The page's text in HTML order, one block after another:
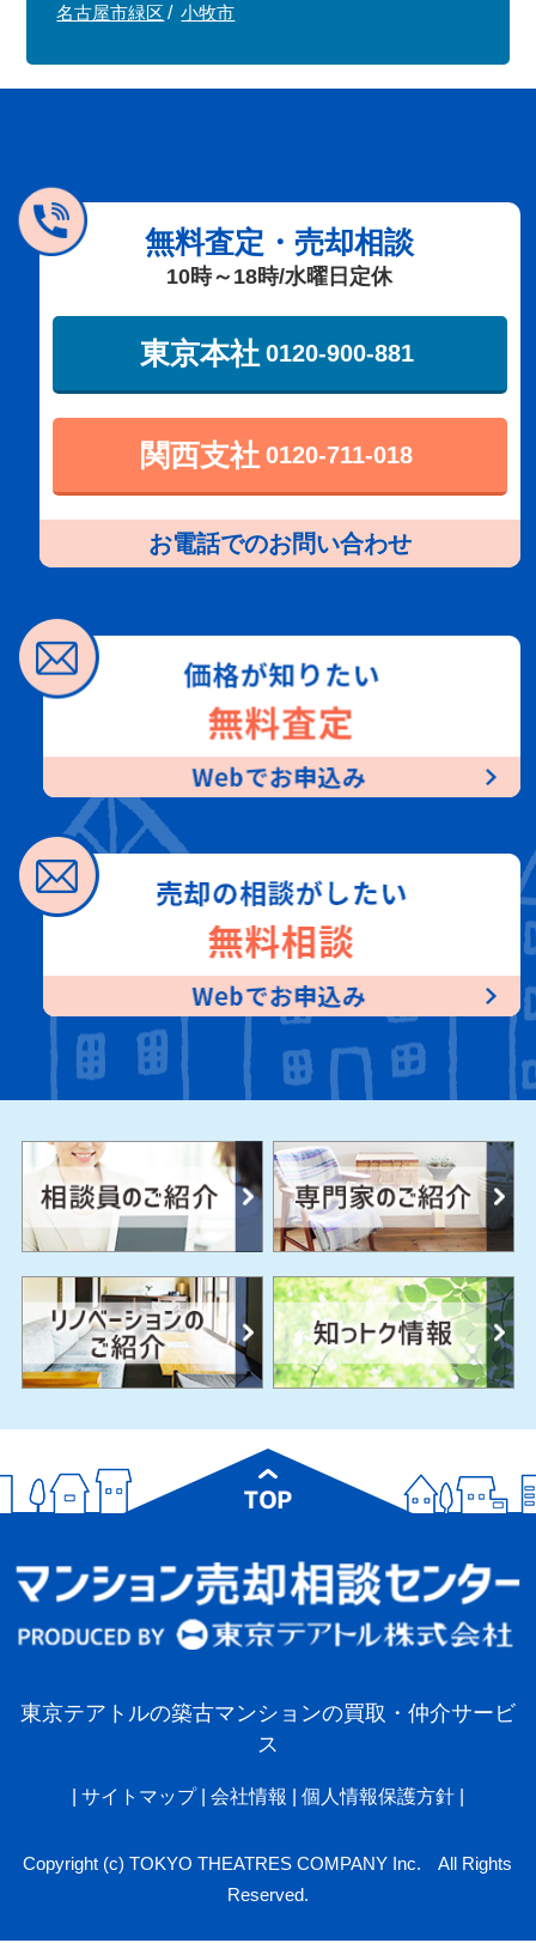
名古屋市緑区
小牧市
無料査定・売却相談
10時～18時/水曜日定休
東京本社 0120-900-881
関西支社 0120-711-018
お電話でのお問い合わせ
東京テアトルの築古マンションの買取・仲介サービ
ス
サイトマップ 会社情報 個人情報保護方針|
Copyright (c) TOKYO THEATRES COMPANY Inc. All Rights
Reserved.